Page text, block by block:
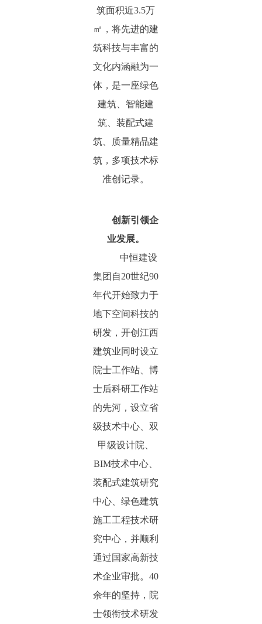
筑面积近3.5万
㎡，将先进的建
筑科技与丰富的
文化内涵融为一
体，是一座绿色
建筑、智能建
筑、装配式建
筑、质量精品建
筑，多项技术标
准创记录。
创新引领企
业发展。
中恒建设
集团自20世纪90
年代开始致力于
地下空间科技的
研发，开创江西
建筑业同时设立
院士工作站、博
士后科研工作站
的先河，设立省
级技术中心、双
甲级设计院、
BIM技术中心、
装配式建筑研究
中心、绿色建筑
施工工程技术研
究中心，并顺利
通过国家高新技
术企业审批。40
余年的坚持，院
士领衔技术研发